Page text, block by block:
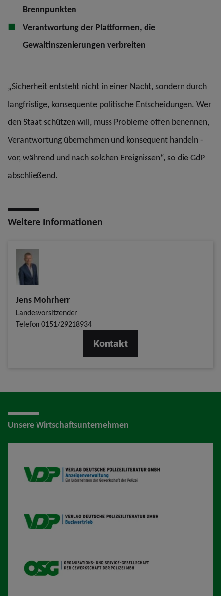
Brennpunkten
Verantwortung der Plattformen, die
Gewaltinszenierungen verbreiten
„Sicherheit entsteht nicht in einer Nacht, sondern durch
langfristige, konsequente politische Entscheidungen. Wer
den Staat schützen will, muss Probleme offen benennen,
Verantwortung übernehmen und konsequent handeln -
vor, während und nach solchen Ereignissen“, so die GdP
abschließend.
Weitere Informationen
Jens Mohrherr
Landesvorsitzender
Telefon 0151/29218934
Kontakt
Unsere Wirtschaftsunternehmen
VDP AV
VDP B
OSG